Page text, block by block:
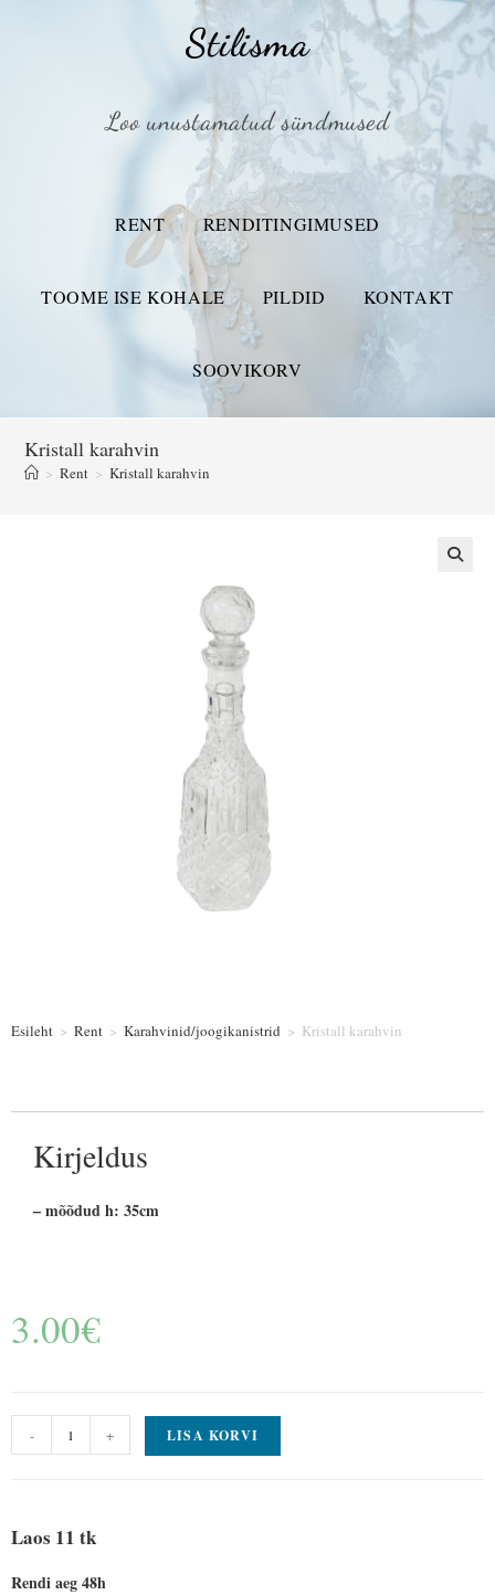
Stilisma
Loo unustamatud sündmused
RENT RENDITINGIMUSED
TOOME ISE KOHALE PILDID KONTAKT
SOOVIKORV
Kristall karahvin
> Rent > Kristall karahvin
Esileht > Rent > Karahvinid/joogikanistrid > Kristall karahvin
Kirjeldus
– mõõdud h: 35cm
3.00€
- + LISA KORVI
Laos 11 tk
Rendi aeg 48h